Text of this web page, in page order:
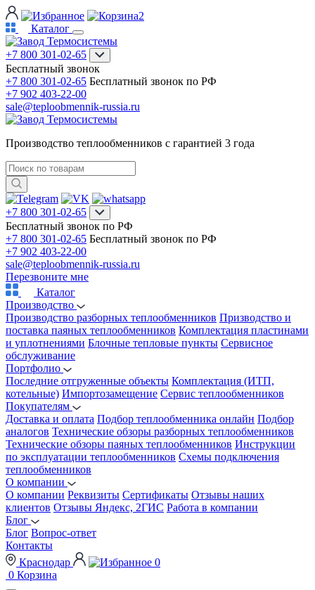
2
Каталог
+7 800 301-02-65
Бесплатный звонок
+7 800 301-02-65 Бесплатный звонок по РФ
+7 902 403-22-00
sale@teploobmennik-russia.ru
Производство теплообменников с гарантией 3 года
+7 800 301-02-65
Бесплатный звонок по РФ
+7 800 301-02-65 Бесплатный звонок по РФ
+7 902 403-22-00
sale@teploobmennik-russia.ru
Перезвоните мне
Каталог
Производство
Производство разборных теплообменников Призводство и
поставка паяных теплообменников Комплектация пластинами
и уплотнениями Блочные тепловые пункты Сервисное
обслуживание
Портфолио
Последние отгруженные объекты Комплектация (ИТП,
котельные) Импортозамещение Сервис теплообменников
Покупателям
Доставка и оплата Подбор теплообменника онлайн Подбор
аналогов Технические обзоры разборных теплообменников
Технические обзоры паяных теплообменников Инструкции
по эксплуатации теплообменников Схемы подключения
теплообменников
О компании
О компании Реквизиты Сертификаты Отзывы наших
клиентов Отзывы Яндекс, 2ГИС Работа в компании
Блог
Блог Вопрос-ответ
Контакты
Краснодар
0
0 Корзина